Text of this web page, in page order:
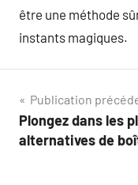
être une méthode
instants magiques.
Navigation
de
Publication
Plongez dans les
alternatives de